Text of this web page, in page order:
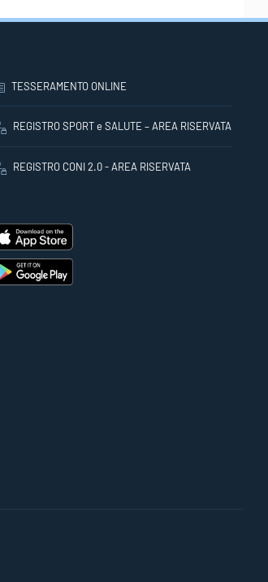
TESSERAMENTO ONLINE
REGISTRO SPORT e SALUTE – AREA RISERVATA
REGISTRO CONI 2.0 - AREA RISERVATA